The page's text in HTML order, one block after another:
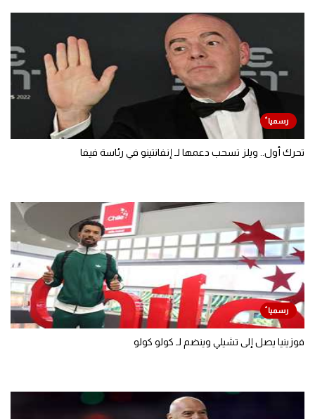
تحرك أول.. ويلز تسحب دعمها لـ إنفانتينو في رئاسة فيفا
فوزينيا يصل إلى تشيلي وينضم لـ كولو كولو